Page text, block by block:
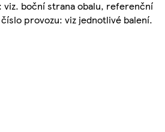
viz. boční strana obalu, referenční
provozu: viz jednotlivé balení.